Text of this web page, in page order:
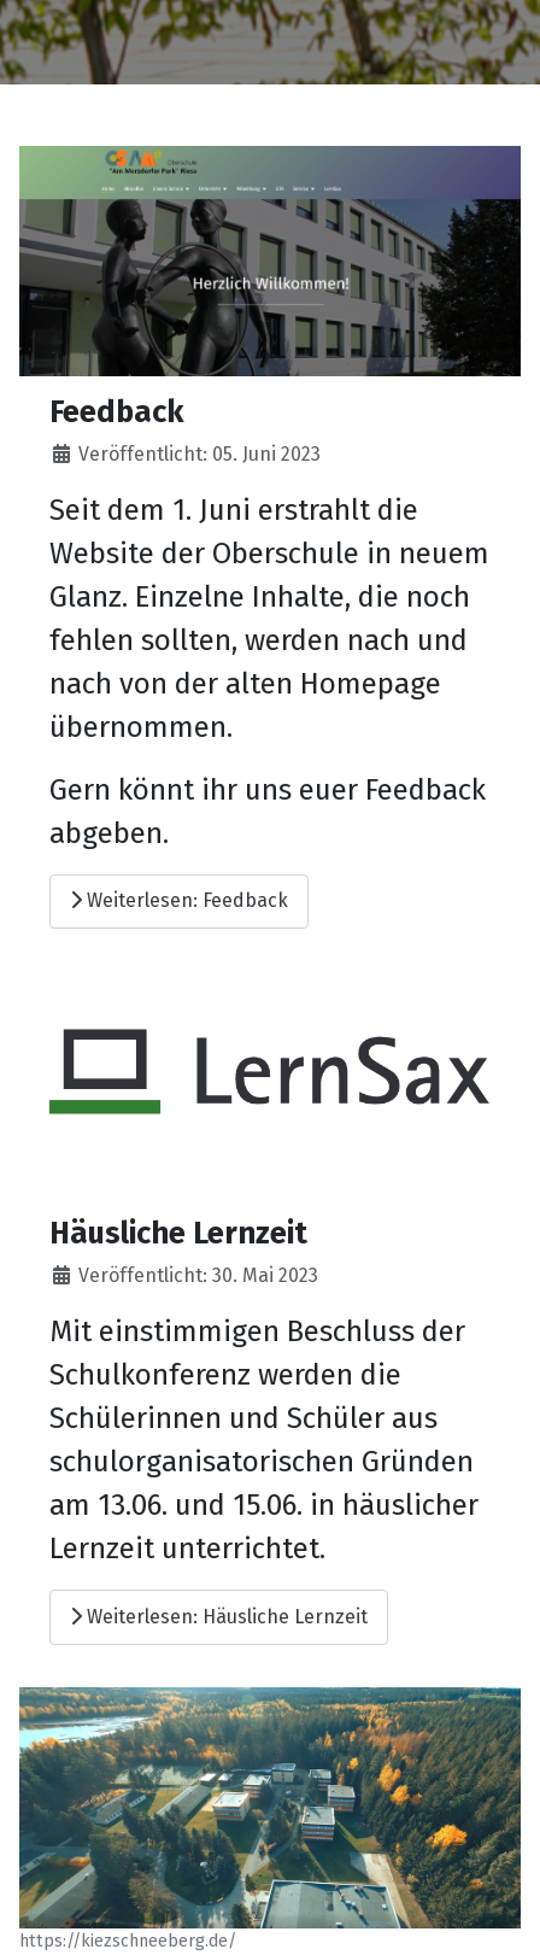
Feedback
Details
Veröffentlicht: 05. Juni 2023
Seit dem 1. Juni erstrahlt die
Website der Oberschule in neuem
Glanz. Einzelne Inhalte, die noch
fehlen sollten, werden nach und
nach von der alten Homepage
übernommen.
Gern könnt ihr uns euer Feedback
abgeben.
Weiterlesen: Feedback
Häusliche Lernzeit
Details
Veröffentlicht: 30. Mai 2023
Mit einstimmigen Beschluss der
Schulkonferenz werden die
Schülerinnen und Schüler aus
schulorganisatorischen Gründen
am 13.06. und 15.06. in häuslicher
Lernzeit unterrichtet.
Weiterlesen: Häusliche Lernzeit
https://kiezschneeberg.de/